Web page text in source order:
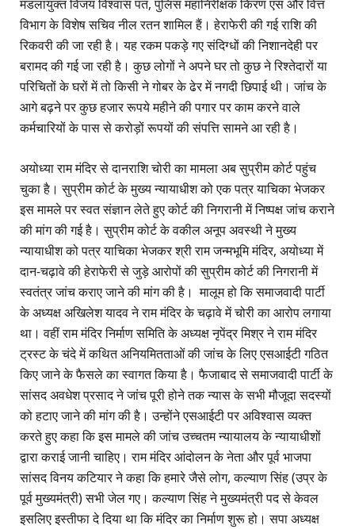
मंडलायुक्त विजय विश्वास पंत, पुलिस महानिरीक्षक किरण एस और वित्त
विभाग के विशेष सचिव नील रतन शामिल हैं। हेराफेरी की गई राशि की
रिकवरी की जा रही है। यह रकम पकड़े गए संदिग्धों की निशानदेही पर
बरामद की गई जा रही है। कुछ लोगों ने अपने घर तो कुछ ने रिश्तेदारों या
परिचितों के घरों में तो किसी ने गोबर के ढेर में नगदी छिपाई थी। जांच के
आगे बढ़ने पर कुछ हजार रूपये महीने की पगार पर काम करने वाले
कर्मचारियों के पास से करोड़ों रूपयों की संपत्ति सामने आ रही है।
अयोध्या राम मंदिर से दानराशि चोरी का मामला अब सुप्रीम कोर्ट पहुंच
चुका है। सुप्रीम कोर्ट के मुख्य न्यायाधीश को एक पत्र याचिका भेजकर
इस मामले पर स्वत संज्ञान लेते हुए कोर्ट की निगरानी में निष्पक्ष जांच कराने
की मांग की गई है। सुप्रीम कोर्ट के वकील अनूप अवस्थी ने मुख्य
न्यायाधीश को पत्र याचिका भेजकर श्री राम जन्मभूमि मंदिर, अयोध्या में
दान-चढ़ावे की हेराफेरी से जुड़े आरोपों की सुप्रीम कोर्ट की निगरानी में
स्वतंत्र जांच कराए जाने की मांग की है। मालूम हो कि समाजवादी पार्टी
के अध्यक्ष अखिलेश यादव ने राम मंदिर के चढ़ावे में चोरी का आरोप लगाया
था। वहीं राम मंदिर निर्माण समिति के अध्यक्ष नृपेंद्र मिश्र ने राम मंदिर
ट्रस्ट के चंदे में कथित अनियमितताओं की जांच के लिए एसआईटी गठित
किए जाने के फैसले का स्वागत किया है। फैजाबाद से समाजवादी पार्टी के
सांसद अवधेश प्रसाद ने जांच पूरी होने तक न्यास के सभी मौजूदा सदस्यों
को हटाए जाने की मांग की है। उन्होंने एसआईटी पर अविश्वास व्यक्त
करते हुए कहा कि इस मामले की जांच उच्चतम न्यायालय के न्यायाधीशों
द्वारा कराई जानी चाहिए। राम मंदिर आंदोलन के नेता और पूर्व भाजपा
सांसद विनय कटियार ने कहा कि हमारे जैसे लोग, कल्याण सिंह (उप्र के
पूर्व मुख्यमंत्री) सभी जेल गए। कल्याण सिंह ने मुख्यमंत्री पद से केवल
इसलिए इस्तीफा दे दिया था कि मंदिर का निर्माण शुरू हो। सपा अध्यक्ष